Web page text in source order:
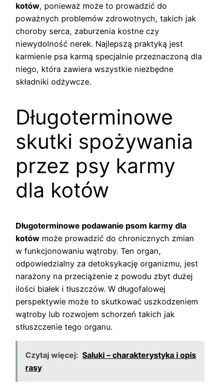
kotów, ponieważ może to prowadzić do
poważnych problemów zdrowotnych, takich jak
choroby serca, zaburzenia kostne czy
niewydolność nerek. Najlepszą praktyką jest
karmienie psa karmą specjalnie przeznaczoną dla
niego, która zawiera wszystkie niezbędne
składniki odżywcze.
Długoterminowe
skutki spożywania
przez psy karmy
dla kotów
Długoterminowe podawanie psom karmy dla
kotów może prowadzić do chronicznych zmian
w funkcjonowaniu wątroby. Ten organ,
odpowiedzialny za detoksykację organizmu, jest
narażony na przeciążenie z powodu zbyt dużej
ilości białek i tłuszczów. W długofalowej
perspektywie może to skutkować uszkodzeniem
wątroby lub rozwojem schorzeń takich jak
stłuszczenie tego organu.
Czytaj więcej: Saluki – charakterystyka i opis
rasy